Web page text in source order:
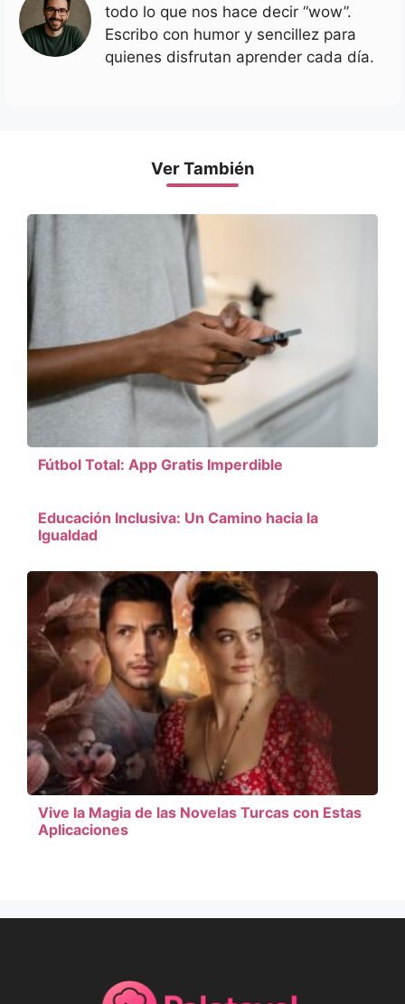
todo lo que nos hace decir “wow”.
Escribo con humor y sencillez para
quienes disfrutan aprender cada día.
Ver También
Fútbol Total: App Gratis Imperdible
Educación Inclusiva: Un Camino hacia la
Igualdad
Vive la Magia de las Novelas Turcas con Estas
Aplicaciones